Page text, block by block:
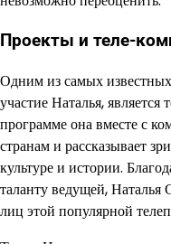
Проекты и теле-
Одним из самых
участие Наталья,
программе она вместе с
странам и рассказывает
культуре и истории.
таланту ведущей,
лиц этой популярной